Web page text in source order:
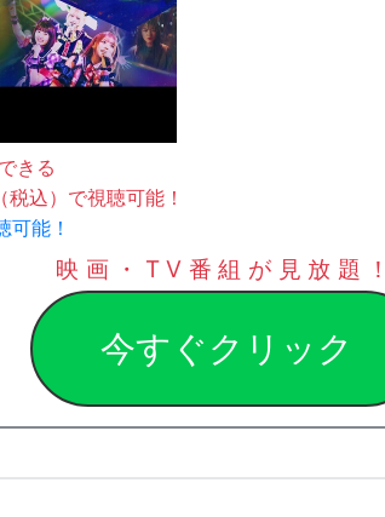
きる
込）で視聴可能！
可能！
映画・TV番組が見放題！
今すぐクリック